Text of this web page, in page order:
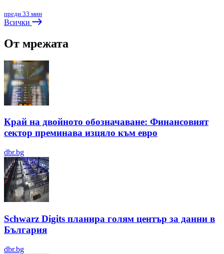
преди 33 мин
Всички
От мрежата
Край на двойното обозначаване: Финансовият
сектор преминава изцяло към евро
dbr.bg
Schwarz Digits планира голям център за данни в
България
dbr.bg